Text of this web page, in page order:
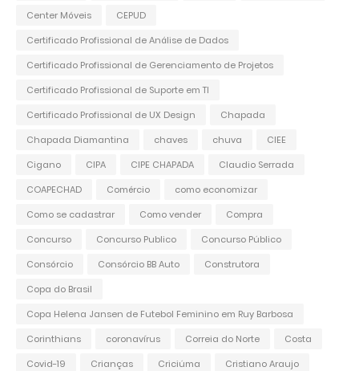
Center Móveis
CEPUD
Certificado Profissional de Análise de Dados
Certificado Profissional de Gerenciamento de Projetos
Certificado Profissional de Suporte em TI
Certificado Profissional de UX Design
Chapada
Chapada Diamantina
chaves chuva
CIEE
Cigano
CIPA CIPE CHAPADA
Claudio Serrada
COAPECHAD
Comércio
como economizar
Como se cadastrar
Como vender
Compra
Concurso
Concurso Publico
Concurso Público
Consórcio
Consórcio BB Auto
Construtora
Copa do Brasil
Copa Helena Jansen de Futebol Feminino em Ruy Barbosa
Corinthians
coronavírus Correia do Norte
Costa
Covid-19
Crianças Criciúma
Cristiano Araujo